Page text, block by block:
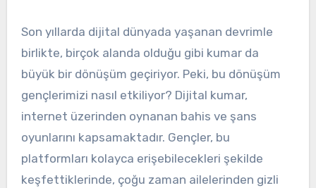
Son yıllarda dijital dünyada yaşanan devrimle
birlikte, birçok alanda olduğu gibi kumar da
büyük bir dönüşüm geçiriyor. Peki, bu dönüşüm
gençlerimizi nasıl etkiliyor? Dijital kumar,
internet üzerinden oynanan bahis ve şans
oyunlarını kapsamaktadır. Gençler, bu
platformları kolayca erişebilecekleri şekilde
keşfettiklerinde, çoğu zaman ailelerinden gizli